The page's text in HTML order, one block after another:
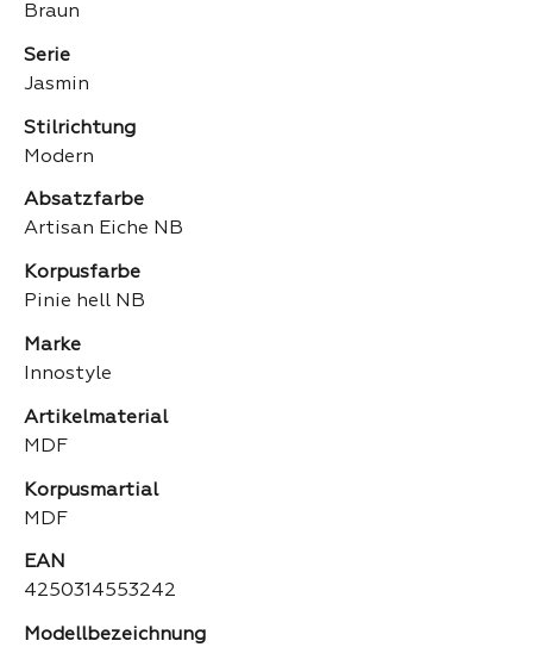
Braun
Serie
Jasmin
Stilrichtung
Modern
Absatzfarbe
Artisan Eiche NB
Korpusfarbe
Pinie hell NB
Marke
Innostyle
Artikelmaterial
MDF
Korpusmartial
MDF
EAN
4250314553242
Modellbezeichnung